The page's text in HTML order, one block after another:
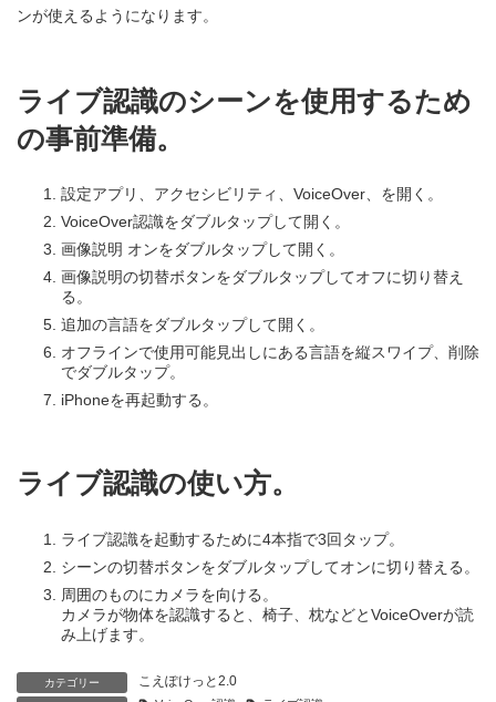
ンが使えるようになります。
ライブ認識のシーンを使用するため
の事前準備。
設定アプリ、アクセシビリティ、VoiceOver、を開く。
VoiceOver認識をダブルタップして開く。
画像説明 オンをダブルタップして開く。
画像説明の切替ボタンをダブルタップしてオフに切り替え
る。
追加の言語をダブルタップして開く。
オフラインで使用可能見出しにある言語を縦スワイプ、削除
でダブルタップ。
iPhoneを再起動する。
ライブ認識の使い方。
ライブ認識を起動するために4本指で3回タップ。
シーンの切替ボタンをダブルタップしてオンに切り替える。
周囲のものにカメラを向ける。
カメラが物体を認識すると、椅子、枕などとVoiceOverが読
み上げます。
カテゴリー こえぽけっと2.0